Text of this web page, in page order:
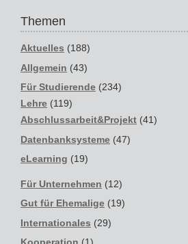
Themen
Aktuelles (188)
Allgemein (43)
Für Studierende (234)
Lehre (119)
Abschlussarbeit&Projekt (41)
Datenbanksysteme (47)
eLearning (19)
Für Unternehmen (12)
Gut für Ehemalige (19)
Internationales (29)